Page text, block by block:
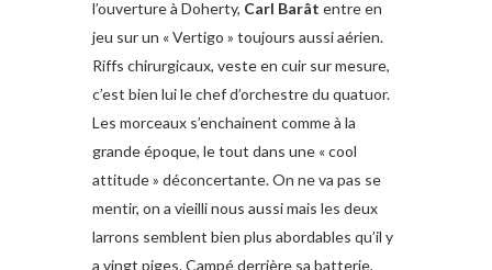
l’ouverture à Doherty, Carl Barât entre en
jeu sur un « Vertigo » toujours aussi aérien.
Riffs chirurgicaux, veste en cuir sur mesure,
c’est bien lui le chef d’orchestre du quatuor.
Les morceaux s’enchainent comme à la
grande époque, le tout dans une « cool
attitude » déconcertante. On ne va pas se
mentir, on a vieilli nous aussi mais les deux
larrons semblent bien plus abordables qu’il y
a vingt piges. Campé derrière sa batterie,